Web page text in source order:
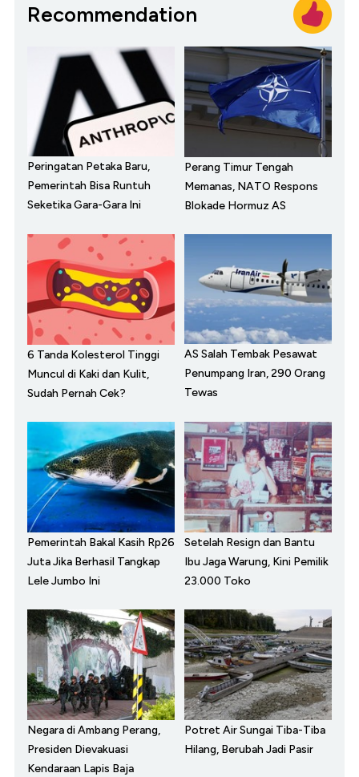
Recommendation
Peringatan Petaka Baru,
Pemerintah Bisa Runtuh
Seketika Gara-Gara Ini
Perang Timur Tengah
Memanas, NATO Respons
Blokade Hormuz AS
6 Tanda Kolesterol Tinggi
Muncul di Kaki dan Kulit,
Sudah Pernah Cek?
AS Salah Tembak Pesawat
Penumpang Iran, 290 Orang
Tewas
Pemerintah Bakal Kasih Rp26
Juta Jika Berhasil Tangkap
Lele Jumbo Ini
Setelah Resign dan Bantu
Ibu Jaga Warung, Kini Pemilik
23.000 Toko
Negara di Ambang Perang,
Presiden Dievakuasi
Kendaraan Lapis Baja
Potret Air Sungai Tiba-Tiba
Hilang, Berubah Jadi Pasir